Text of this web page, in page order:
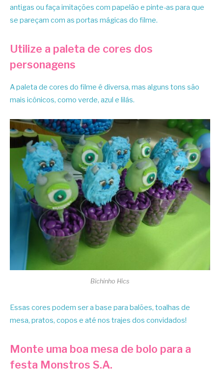
antigas ou faça imitações com papelão e pinte-as para que
se pareçam com as portas mágicas do filme.
Utilize a paleta de cores dos
personagens
A paleta de cores do filme é diversa, mas alguns tons são
mais icônicos, como verde, azul e lilás.
Bichinho Hics
Essas cores podem ser a base para balões, toalhas de
mesa, pratos, copos e até nos trajes dos convidados!
Monte uma boa mesa de bolo para a
festa Monstros S.A.